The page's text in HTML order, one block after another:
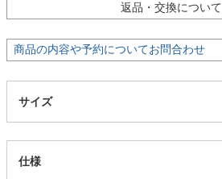
収納用品
生活用品
返品・交換について
商品の内容や予約についてお問合わせ
サイズ
仕様